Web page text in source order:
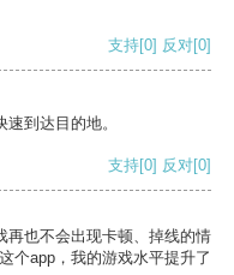
支持[0] 反对[0]
到达目的地。
支持[0] 反对[0]
再也不会出现卡顿、掉线的情
个app，我的游戏水平提升了